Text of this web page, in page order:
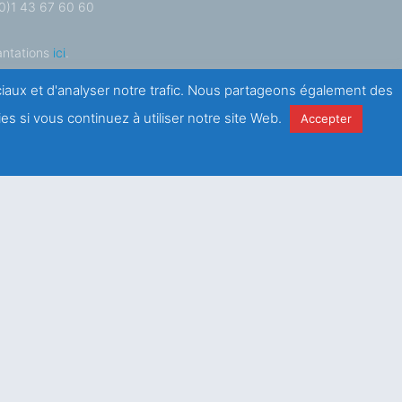
43 67 60 60
ici.
et d'analyser notre trafic. Nous partageons également des
si vous continuez à utiliser notre site Web.
Accepter